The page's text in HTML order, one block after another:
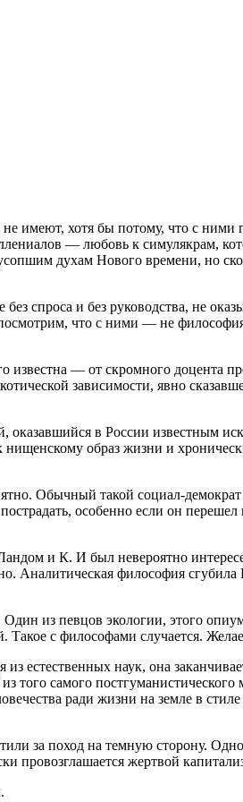
имеют, хотя бы потому, что с
— любовь к симулякрам,
духам Нового времени, но
спроса и без руководства, не
что с ними — не
— от скромного доцента
зависимости, явно
в России известным
образ жизни и
такой социал-демократ
особенно если он перешел
и К. И был невероятно
философия сгубила
из певцов экологии, этого
Такое с философами случается.
естественных наук, она
того самого
ради жизни на земле в
за поход на темную сторону.
провозглашается жертвой